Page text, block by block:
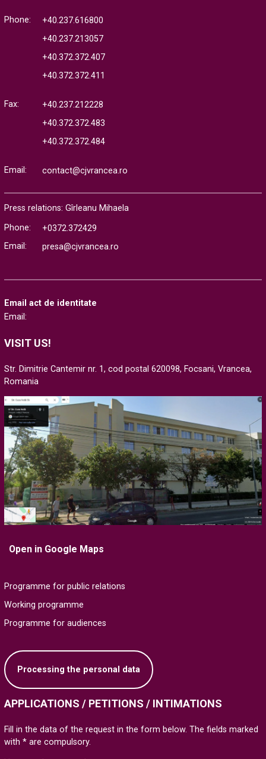
Phone:
+40.237.616800
+40.237.213057
+40.372.372.407
+40.372.372.411
Fax:
+40.237.212228
+40.372.372.483
+40.372.372.484
Email: contact@cjvrancea.ro
Press relations: Gîrleanu Mihaela
Phone:
+0372.372429
Email:
presa@cjvrancea.ro
Email act de identitate
Email:
VISIT US!
Str. Dimitrie Cantemir nr. 1, cod postal 620098, Focsani, Vrancea,
Romania
Open in Google Maps
Programme for public relations
Working programme
Programme for audiences
Processing the personal data
APPLICATIONS / PETITIONS / INTIMATIONS
Fill in the data of the request in the form below. The fields marked
with * are compulsory.